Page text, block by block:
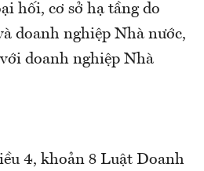
hối, cơ sở hạ tầng do
doanh nghiệp Nhà nước,
doanh nghiệp Nhà
4, khoản 8 Luật Doanh